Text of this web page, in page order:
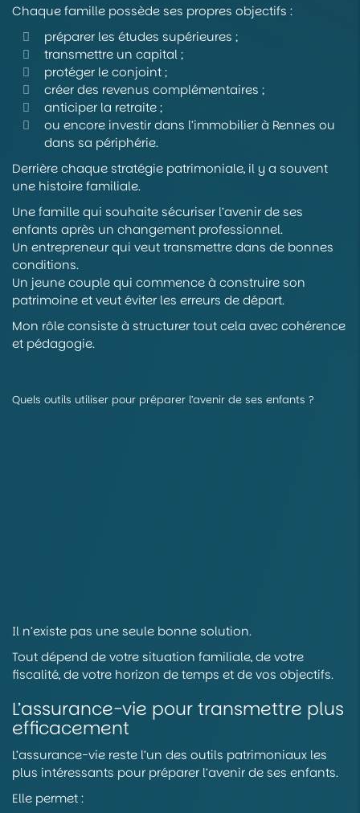
Chaque famille possède ses propres objectifs :
préparer les études supérieures ;
transmettre un capital ;
protéger le conjoint ;
créer des revenus complémentaires ;
anticiper la retraite ;
ou encore investir dans l’immobilier à Rennes ou
dans sa périphérie.
Derrière chaque stratégie patrimoniale, il y a souvent
une histoire familiale.
Une famille qui souhaite sécuriser l’avenir de ses
enfants après un changement professionnel.
Un entrepreneur qui veut transmettre dans de bonnes
conditions.
Un jeune couple qui commence à construire son
patrimoine et veut éviter les erreurs de départ.
Mon rôle consiste à structurer tout cela avec cohérence
et pédagogie.
Quels outils utiliser pour préparer l’avenir de ses enfants ?
Il n’existe pas une seule bonne solution.
Tout dépend de votre situation familiale, de votre
fiscalité, de votre horizon de temps et de vos objectifs.
L’assurance-vie pour transmettre plus
efficacement
L’assurance-vie reste l’un des outils patrimoniaux les
plus intéressants pour préparer l’avenir de ses enfants.
Elle permet :